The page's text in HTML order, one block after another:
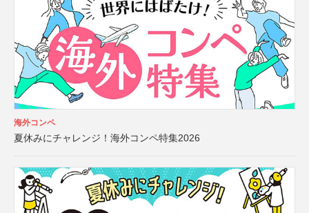
海外コンペ
夏休みにチャレンジ！海外コンペ特集2026